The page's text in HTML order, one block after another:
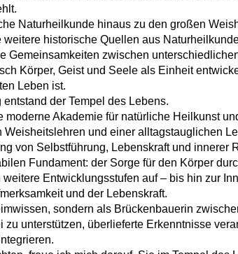
Naturheilkunde hinaus zu den großen
historische Quellen aus
Gemeinsamkeiten zwischen
Körper, Geist und Seele als Einheit
Leben ist.
der Tempel des Lebens.
moderne Akademie für natürliche Heilkunst
und einer alltagstauglichen
von Selbstführung, Lebenskraft und innerer
Fundament: der Sorge für den Körper
Entwicklungsstufen auf – bis hin zur
und der Lebenskraft.
sondern als Brückenbauerin
unterstützen, überlieferte Erkenntnisse